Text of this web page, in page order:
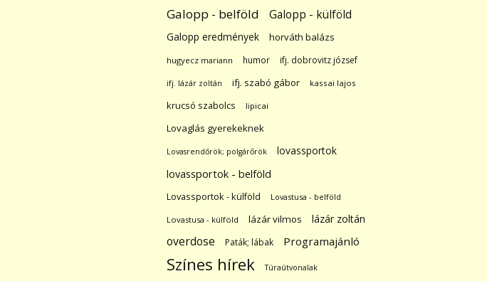
Galopp - belföld Galopp - külföld
Galopp eredmények horváth balázs
hugyecz mariann humor ifj. dobrovitz józsef
ifj. lázár zoltán ifj. szabó gábor kassai lajos
krucsó szabolcs lipicai
Lovaglás gyerekeknek
Lovasrendőrök; polgárőrök
lovassportok
lovassportok - belföld
Lovassportok - külföld Lovastusa - belföld
Lovastusa - külföld lázár vilmos lázár zoltán
overdose Paták; lábak Programajánló
Színes hírek Túraútvonalak